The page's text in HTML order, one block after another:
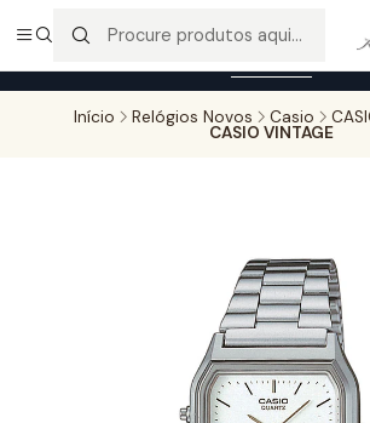
Entregas gratuitas para compras superiores
encomendas serão sujeitas a
Início Relógios Novos Casio
CASIO VINTAGE